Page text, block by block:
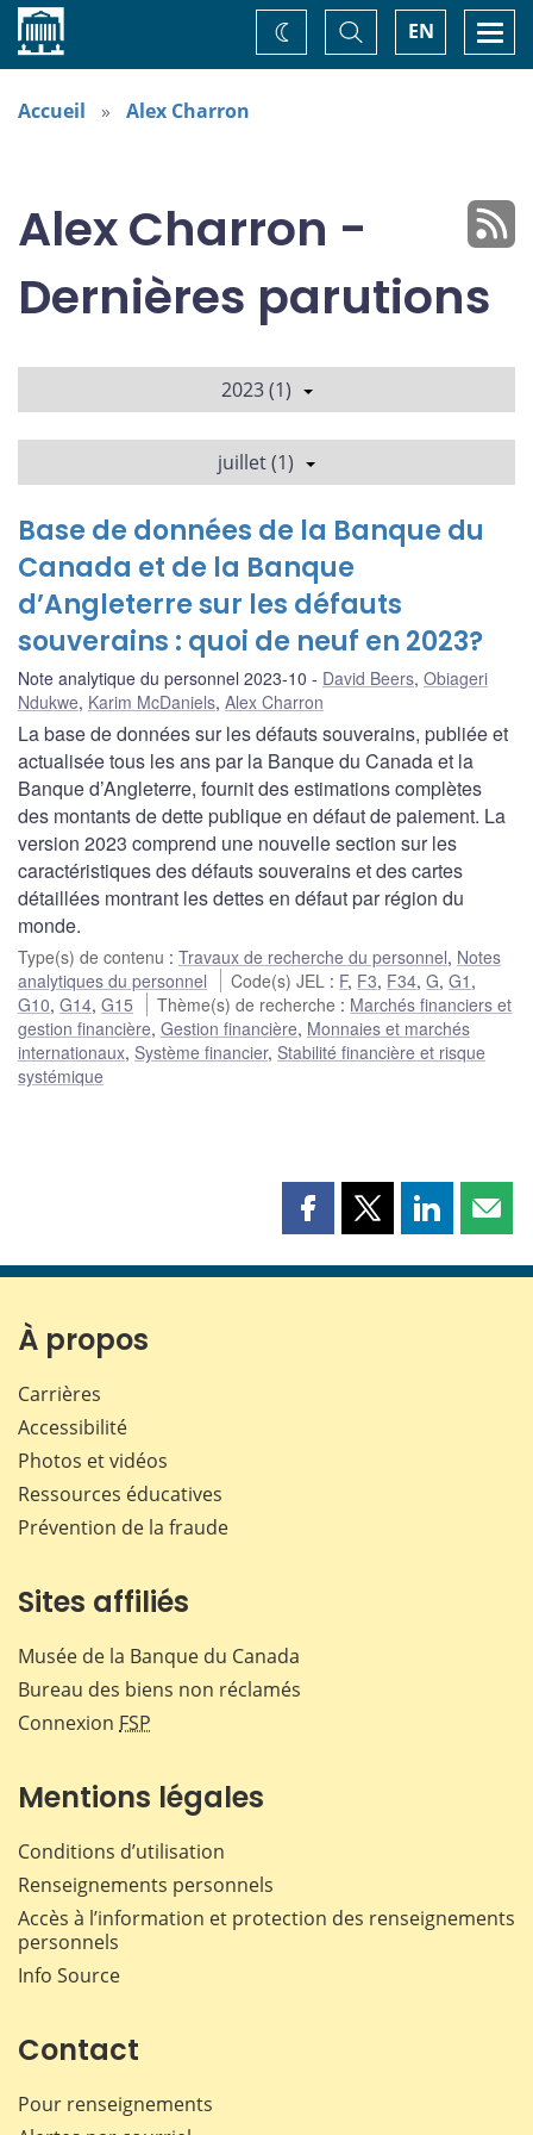
Accueil EN
Basculer
la
recherche
Changez
de
Accueil Alex Charron
Alex Charron -
Dernières parutions
2023 (1)
juillet (1)
Base de données de la Banque du
Canada et de la Banque
d’Angleterre sur les défauts
souverains : quoi de neuf en 2023?
Note analytique du personnel 2023-10 David Beers, Obiageri
Ndukwe, Karim McDaniels, Alex Charron
La base de données sur les défauts souverains, publiée et
actualisée tous les ans par la Banque du Canada et la
Banque d’Angleterre, fournit des estimations complètes
des montants de dette publique en défaut de paiement. La
version 2023 comprend une nouvelle section sur les
caractéristiques des défauts souverains et des cartes
détaillées montrant les dettes en défaut par région du
monde.
Type(s) de contenu : Travaux de recherche du personnel, Notes
analytiques du personnel
Code(s) JEL : F, F3, F34,G,G1 ,
G10, G14, G15 Thème(s) de recherche : Marchés financiers et
gestion financière, Gestion financière, Monnaies et marchés
internationaux, Système financier, Stabilité financière et risque
systémique
Partager
page
Partager
page
Partager
page page
À propos
Carrières
Accessibilité
Photos et vidéos
Ressources éducatives
Prévention de la fraude
Sites affiliés
Musée de la Banque du Canada
Bureau des biens non réclamés
Connexion FSP
Mentions légales
Conditions d’utilisation
Renseignements personnels
Accès à l’information et protection des renseignements
personnels
Info Source
Contact
Pour renseignements